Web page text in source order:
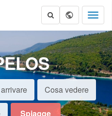
Cosa vedere
Spiagge